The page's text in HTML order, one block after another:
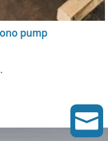
pump
